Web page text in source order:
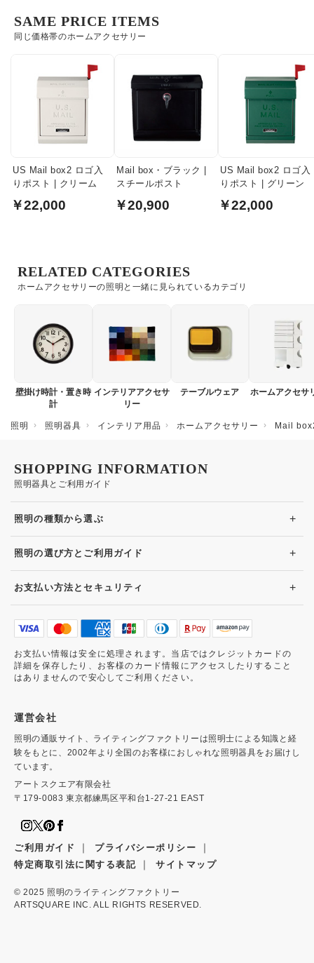
同じ価格帯のホームアクセサリー
SAME PRICE ITEMS
US Mail box2 ロゴ入
りポスト | クリーム
￥22,000
Mail box・ブラック |
スチールポスト
￥20,900
US Mail box2 ロゴ入
りポスト | グリーン
￥22,000
ホームアクセサリーの照明と一緒に見られているカテゴリ
RELATED CATEGORIES
壁掛け時計・置き時
計
インテリアアクセサ
リー
テーブルウェア ホームアクセサ
照明 照明器具 インテリア用品 ホームアクセサリー Mail
照明器具とご利用ガイド
SHOPPING INFORMATION
照明の種類から選ぶ +
照明の選び方とご利用ガイド +
お支払い方法とセキュリティ +
お支払い情報は安全に処理されます。当店ではクレジットカードの
詳細を保存したり、お客様のカード情報にアクセスしたりすること
はありませんので安心してご利用ください。
運営会社
照明の通販サイト、ライティングファクトリーは照明士による知識と経
験をもとに、2002年より全国のお客様におしゃれな照明器具をお届けし
ています。
アートスクエア有限会社
〒179-0083 東京都練馬区平和台1-27-21 EAST
ご利用ガイド ｜ プライバシーポリシー ｜
特定商取引法に関する表記 ｜ サイトマップ
© 2025 照明のライティングファクトリー
ARTSQUARE INC. ALL RIGHTS RESERVED.